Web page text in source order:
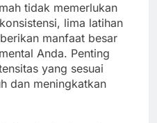
tidak memerlukan
lima latihan
manfaat besar
Anda. Penting
yang sesuai
dan meningkatkan